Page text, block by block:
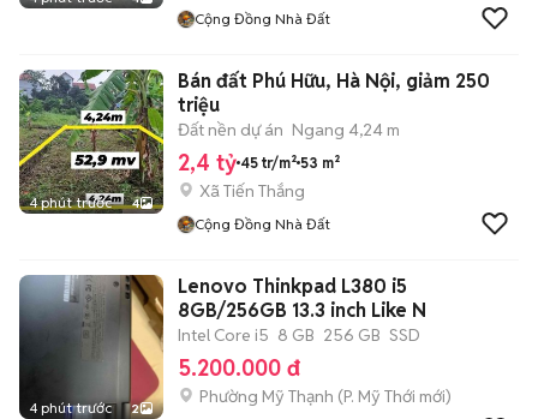
Cộng Đồng Nhà Đất
4 phút trước 4
Bán đất Phú Hữu, Hà Nội, giảm 250
triệu
Đất nền dự án Ngang 4,24 m
2,4 tỷ 45 tr/m² 53 m²
Xã Tiến Thắng
Cộng Đồng Nhà Đất
4 phút trước 2
Lenovo Thinkpad L380 i5
8GB/256GB 13.3 inch Like N
Intel Core i5 8 GB 256 GB SSD
5.200.000 đ
Phường Mỹ Thạnh (P. Mỹ Thới mới)